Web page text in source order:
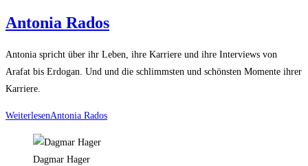
Antonia Rados
Antonia spricht über ihr Leben, ihre Karriere und ihre Interviews von
Arafat bis Erdogan. Und und die schlimmsten und schönsten Momente ihrer
Karriere.
WeiterlesenAntonia Rados
Dagmar Hager